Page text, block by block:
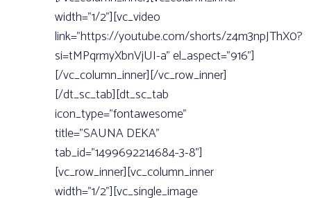
width=”1/2”][vc_video
link=”https://youtube.com/shorts/z4m3npJThX0?
si=tMPqrmyXbnVjUI-a” el_aspect=”916”]
[/vc_column_inner][/vc_row_inner]
[/dt_sc_tab][dt_sc_tab
icon_type=”fontawesome”
title=”SAUNA DEKA”
tab_id=”1499692214684-3-8”]
[vc_row_inner][vc_column_inner
width=”1/2”][vc_single_image